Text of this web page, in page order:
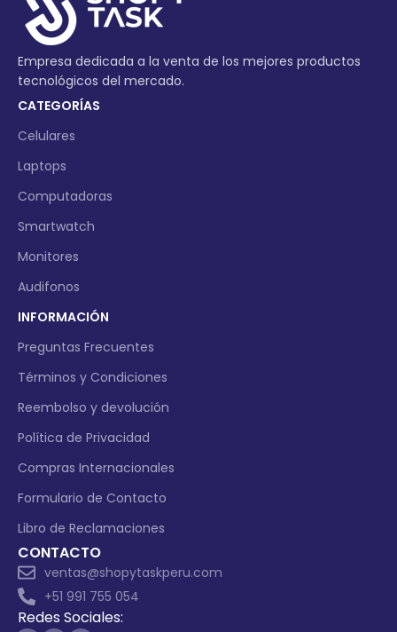
Empresa dedicada a la venta de los mejores productos
tecnológicos del mercado.
CATEGORÍAS
Celulares
Laptops
Computadoras
Smartwatch
Monitores
Audifonos
INFORMACIÓN
Preguntas Frecuentes
Términos y Condiciones
Reembolso y devolución
Política de Privacidad
Compras Internacionales
Formulario de Contacto
Libro de Reclamaciones
CONTACTO
ventas@shopytaskperu.com
+51 991 755 054
Redes Sociales: